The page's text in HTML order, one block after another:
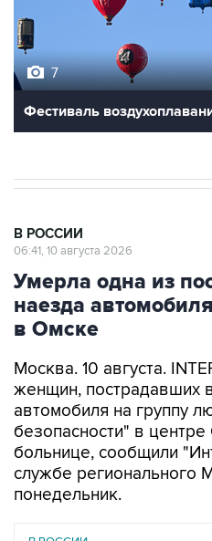
Фестиваль
Умерла одна из
наезда
в Омске
Москва. 10 августа.
автомобиля на группу
безопасности" в центре
больнице, сообщили
службе регионального
понедельник.
В РОССИИ